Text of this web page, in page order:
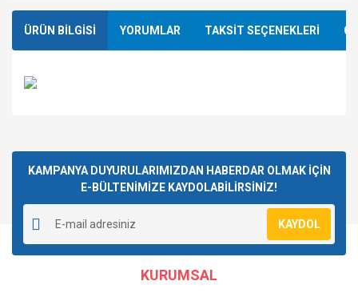
ÜRÜN BİLGİSİ YORUMLAR TAKSİT SEÇENEKLERİ
Yorum Yaz
kullanarak tarafımıza iletebilirsiniz.
Görüş ve önerileriniz için teşekkür ederiz.
Ürün resmi kalitesiz, bozuk veya görüntülenemiyor.
Ürün açıklamasında eksik bilgiler bulunuyor.
Ürün bilgilerinde hatalar bulunuyor.
Ürün fiyatı diğer sitelerden daha pahalı.
KAMPANYA DUYURULARIMIZDAN HABERDAR OLMAK İÇİN
E-BÜLTENİMİZE KAYDOLABİLİRSİNİZ!
KAYDOL
KURUMSAL